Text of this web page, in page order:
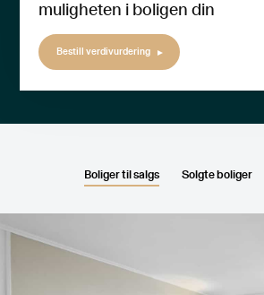
muligheten i boligen din
Bestill verdivurdering
Boliger til salgs Solgte boliger